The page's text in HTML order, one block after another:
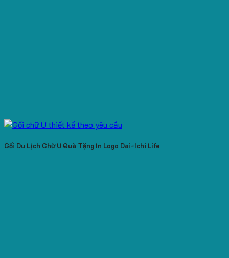
Gối Du Lịch Chữ U Quà Tặng In Logo Dai-Ichi Life